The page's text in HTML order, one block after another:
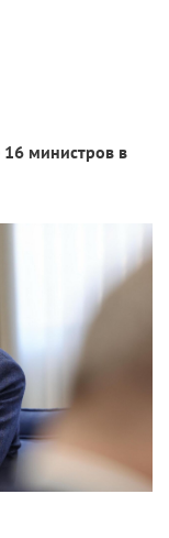
16 министров в